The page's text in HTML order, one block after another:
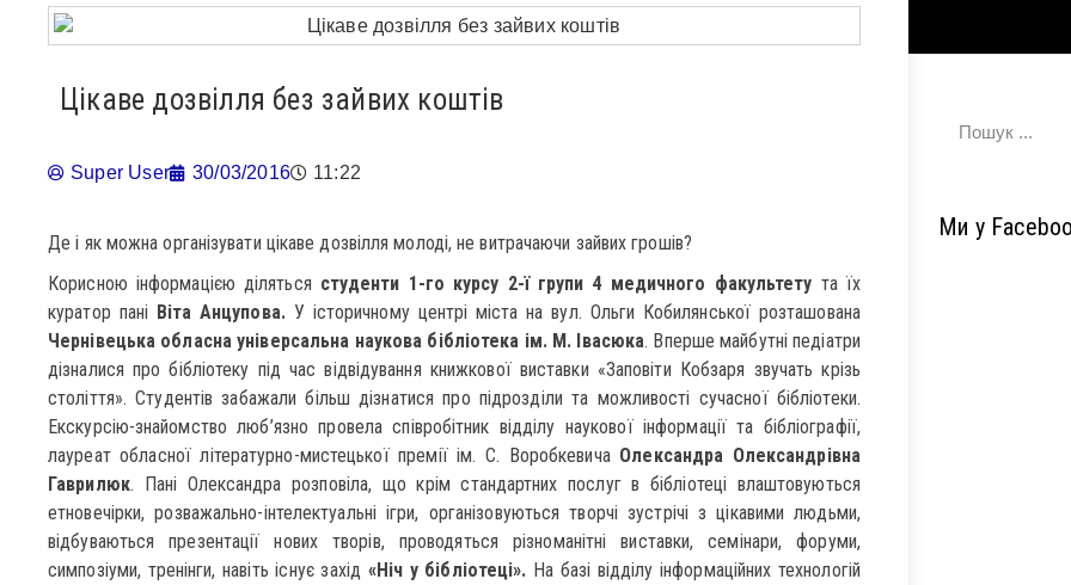
Цікаве дозвілля без зайвих коштів
Super User 30/03/2016 11:22
Де і як можна організувати цікаве дозвілля молоді, не витрачаючи зайвих грошів?
Корисною інформацією діляться студенти 1-го курсу 2-ї групи 4 медичного факультету та їх
куратор пані Віта Анцупова.У історичному центрі міста на вул. Ольги Кобилянської розташована
Чернівецька обласна універсальна наукова бібліотека ім. М. Івасюка. Вперше майбутні педіатри
дізналися про бібліотеку під час відвідування книжкової виставки «Заповіти Кобзаря звучать крізь
століття». Студентів забажали більш дізнатися про підрозділи та можливості сучасної бібліотеки.
Екскурсію-знайомство люб’язно провела співробітник відділу наукової інформації та бібліографії,
лауреат обласної літературно-мистецької премії ім. С. Воробкевича Олександра Олександрівна
Гаврилюк. Пані Олександра розповіла, що крім стандартних послуг в бібліотеці влаштовуються
етновечірки, розважально-інтелектуальні ігри, організовуються творчі зустрічі з цікавими людьми,
відбуваються презентації нових творів, проводяться різноманітні виставки, семінари, форуми,
симпозіуми, тренінги, навіть існує захід «Ніч у бібліотеці». На базі відділу інформаційних технологій
Ми у